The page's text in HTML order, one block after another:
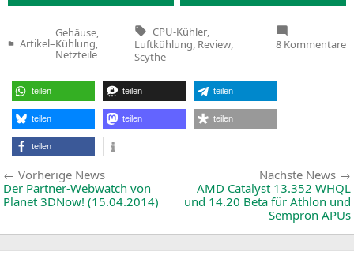
Veröffentlicht
Artikel–
Gehäuse,
Kühlung,
Netzteile
Tags:
CPU-Kühler,
Luftkühlung, Review,
Scythe
8 Kommentare
teilen teilen teilen
teilen teilen teilen
teilen
Beitragsnavigation
Vorherige NewsVorherige
News:
Der Partner-Webwatch von
Planet 3DNow! (15.04.2014)
Nächste News
AMD Catalyst 13.352 WHQL
und 14.20 Beta für Athlon und
Sempron APUs